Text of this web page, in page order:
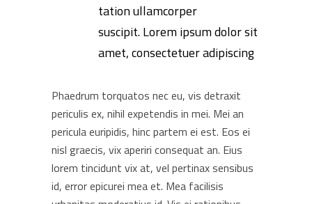
tation ullamcorper
suscipit. Lorem ipsum dolor sit
amet, consectetuer adipiscing
Phaedrum torquatos nec eu, vis detraxit
periculis ex, nihil expetendis in mei. Mei an
pericula euripidis, hinc partem ei est. Eos ei
nisl graecis, vix aperiri consequat an. Eius
lorem tincidunt vix at, vel pertinax sensibus
id, error epicurei mea et. Mea facilisis